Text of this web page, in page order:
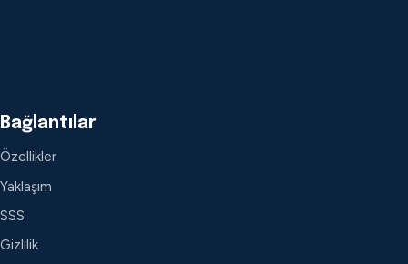
Bağlantılar
Özellikler
Yaklaşım
SSS
Gizlilik